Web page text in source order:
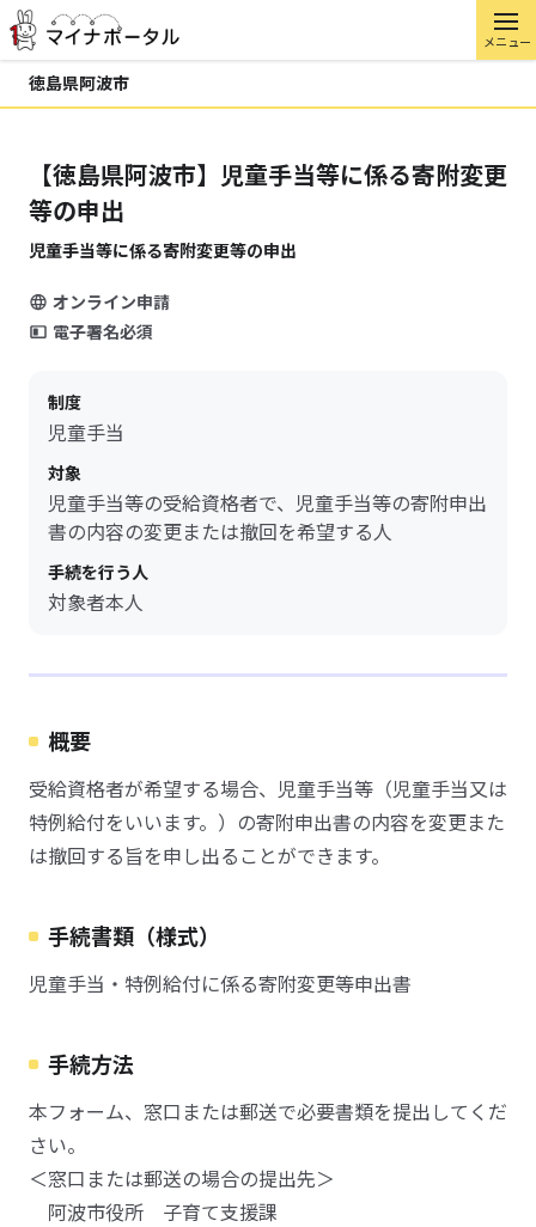
メニュー
徳島県阿波市
【徳島県阿波市】児童手当等に係る寄附変更
等の申出
児童手当等に係る寄附変更等の申出
オンライン申請
電子署名必須
制度
児童手当
対象
児童手当等の受給資格者で、児童手当等の寄附申出
書の内容の変更または撤回を希望する人
手続を行う人
対象者本人
概要
受給資格者が希望する場合、児童手当等（児童手当又は
特例給付をいいます。）の寄附申出書の内容を変更また
は撤回する旨を申し出ることができます。
手続書類（様式）
児童手当・特例給付に係る寄附変更等申出書
手続方法
本フォーム、窓口または郵送で必要書類を提出してくだ
さい。
＜窓口または郵送の場合の提出先＞
阿波市役所 子育て支援課